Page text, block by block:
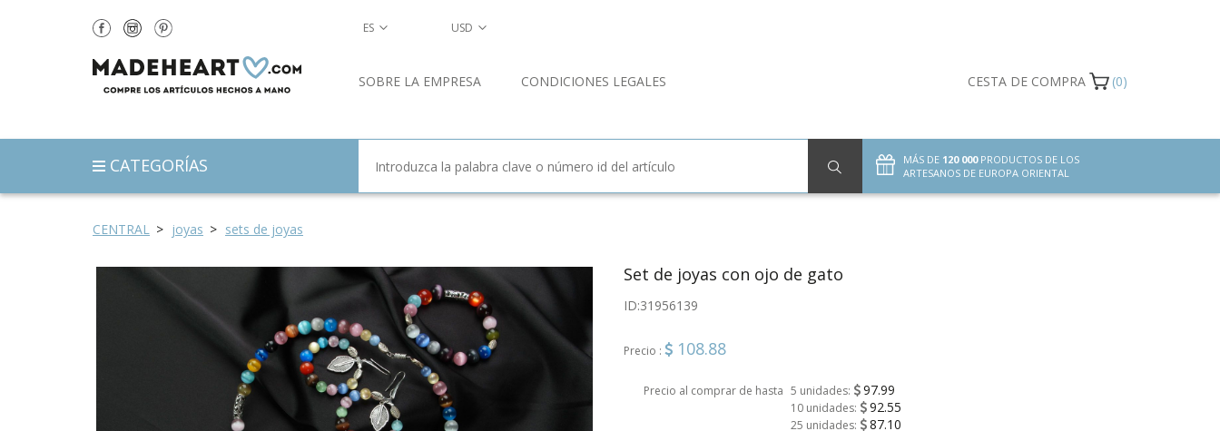
CENTRAL joyas sets de joyas
Set de joyas con ojo de gato
ID:31956139
Precio : 108.88
Precio al comprar de hasta 5 unidades: 97.99
10 unidades: 92.55
25 unidades: 87.10
ES USD
SOBRE LA EMPRESA CONDICIONES LEGALES CESTA DE COMPRA (0)
CATEGORÍAS MÁS DE 120 000PRODUCTOS DE LOS
ARTESANOS DE EUROPA ORIENTAL